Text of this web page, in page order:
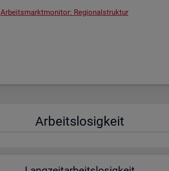
Ar­beits­markt­mo­ni­tor: Re­gio­nal­struk­tur
Ar­beits­lo­sig­keit